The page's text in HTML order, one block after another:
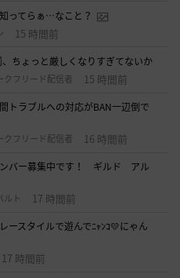
ってらぁ…なこと？
15 時間前
ちょっと厳しくなりすぎてないか
クフリード配信者 15 時間前
トラブルへの対応がBAN一辺倒で
クフリード配信者 16 時間前
ンバー募集中です！ ギルド アル
ルト 17 時間前
ースタイルで遊んでﾆｬﾝｺ💛にゃん
17 時間前